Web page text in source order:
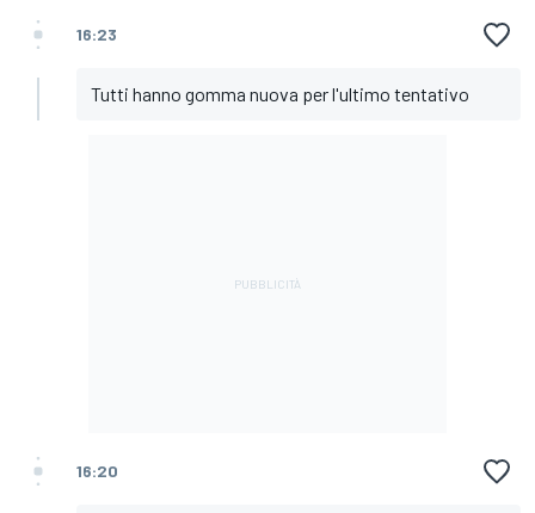
16:23
Tutti hanno gomma nuova per l'ultimo tentativo
16:20